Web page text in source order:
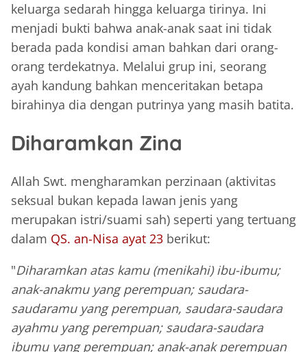
keluarga sedarah hingga keluarga tirinya. Ini
menjadi bukti bahwa anak-anak saat ini tidak
berada pada kondisi aman bahkan dari orang-
orang terdekatnya. Melalui grup ini, seorang
ayah kandung bahkan menceritakan betapa
birahinya dia dengan putrinya yang masih batita.
Diharamkan Zina
Allah Swt. mengharamkan perzinaan (aktivitas
seksual bukan kepada lawan jenis yang
merupakan istri/suami sah) seperti yang tertuang
dalam QS. an-Nisa ayat 23 berikut:
"Diharamkan atas kamu (menikahi) ibu-ibumu;
anak-anakmu yang perempuan; saudara-
saudaramu yang perempuan, saudara-saudara
ayahmu yang perempuan; saudara-saudara
ibumu yang perempuan; anak-anak perempuan